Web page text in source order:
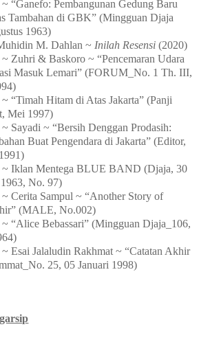
“Ganefo: Pembangunan Gedung Baru
Tambahan di GBK” (Mingguan Djaja
1963)
M. Dahlan ~ Inilah Resensi(2020)
Zuhri & Baskoro ~ “Pencemaran Udara
Masuk Lemari” (FORUM_No. 1 Th. III,
“Timah Hitam di Atas Jakarta” (Panji
Mei 1997)
Sayadi ~ “Bersih Denggan Prodasih:
Buat Pengendara di Jakarta” (Editor,
Iklan Mentega BLUE BAND (Djaja, 30
No. 97)
Cerita Sampul ~ “Another Story of
(MALE, No.002)
“Alice Bebassari” (Mingguan Djaja_106,
Esai Jalaludin Rakhmat ~ “Catatan Akhir
25, 05 Januari 1998)